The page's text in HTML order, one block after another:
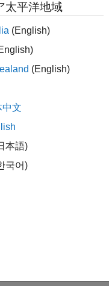
太平洋地域
(English)
(English)
中文
本語)
국어)